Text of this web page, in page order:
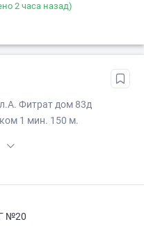
2 часа назад)
Фитрат дом 83д
1 мин​. 150 м.
№20